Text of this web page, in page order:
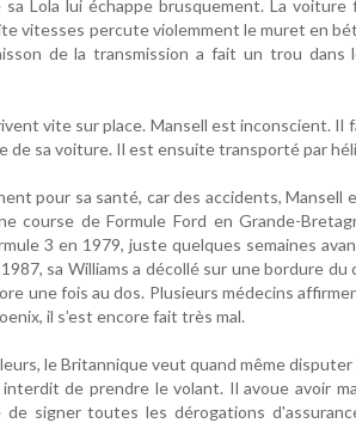
sa Lola lui échappe brusquement. La
vitesses percute violemment le muret en
de la transmission a fait un trou
vite sur place. Mansell est inconscient. Il
de sa voiture. Il est ensuite transporté par
pour sa santé, car des accidents, Mansell
course de Formule Ford en Grande-
3 en 1979, juste quelques semaines
sa Williams a décollé sur une bordure
une fois au dos. Plusieurs médecins
il s’est encore fait très mal.
le Britannique veut quand même disputer
de prendre le volant. Il avoue avoir
de signer toutes les dérogations